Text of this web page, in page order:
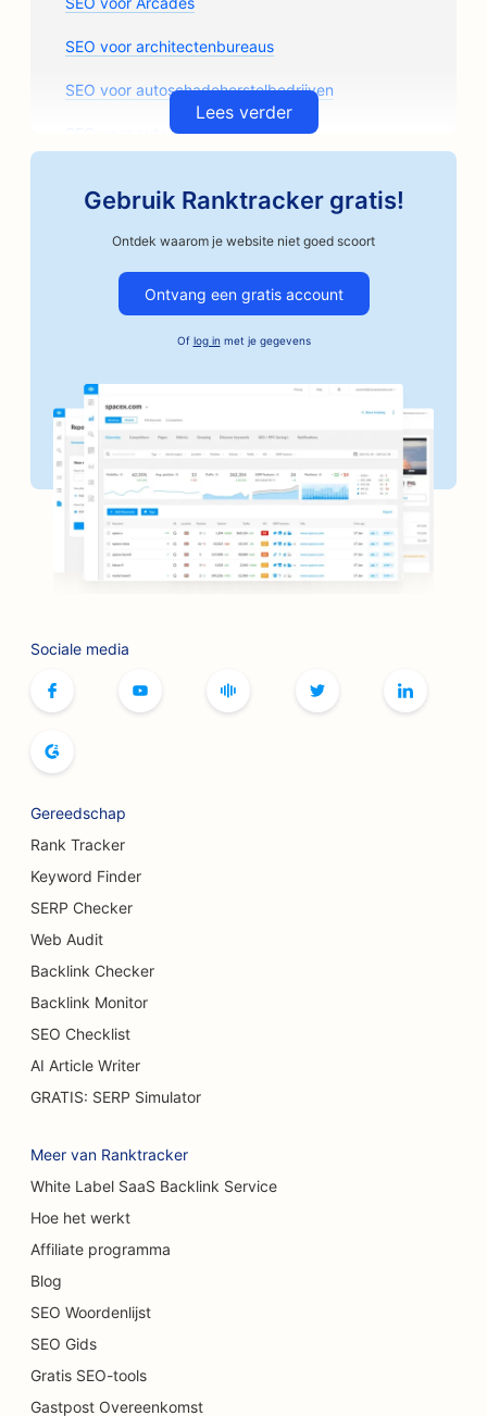
SEO voor architectenbureaus
SEO voor autoschadeherstelbedrijven
SEO voor auto-onderdelenwinkels
SEO voor borgtochtdiensten
SEO voor autobedrijven
SEO voor bakkerijen
SEO voor kapperszaken
SEO voor banken
SEO voor boekhandels
SEO voor BBQ-restaurants
SEO voor botox- en fillerservices
SEO voor boetieks
SEO voor borstvergrotingsdiensten
SEO voor buffetrestaurants
SEO voor taartenwinkels
SEO voor autodealers
SEO voor brandwondenchirurgen
SEO voor cafés
SEO voor tapijt- en vloerenwinkels
SEO voor casual restaurants
SEO voor chemische peelingdiensten
SEO voor kattencafés
Lees verder
Gebruik Ranktracker gratis!
Ontdek waarom je website niet goed scoort
Ontvang een gratis account
Of log in met je gegevens
Sociale media
Gereedschap
Rank Tracker
Keyword Finder
SERP Checker
Web Audit
Backlink Checker
Backlink Monitor
SEO Checklist
AI Article Writer
GRATIS: SERP Simulator
Meer van Ranktracker
White Label SaaS Backlink Service
Hoe het werkt
Affiliate programma
Blog
SEO Woordenlijst
SEO Gids
Gratis SEO-tools
Gastpost Overeenkomst